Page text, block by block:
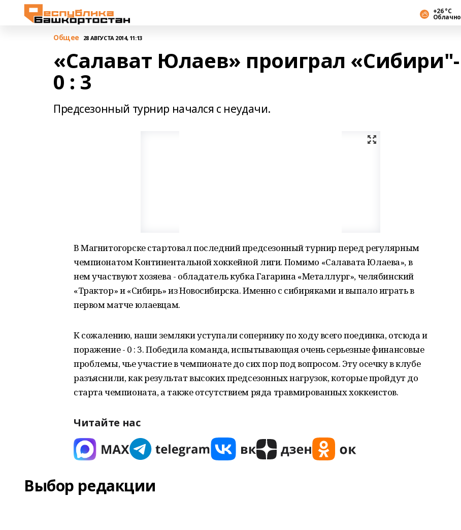
+26 °С
Облачно
Общее 28 АВГУСТА 2014, 11:13
«Салават Юлаев» проиграл «Сибири"-
0 : 3
Предсезонный турнир начался с неудачи.
В Магнитогорске стартовал последний предсезонный турнир перед регулярным
чемпионатом Континентальной хоккейной лиги. Помимо «Салавата Юлаева», в
нем участвуют хозяева - обладатель кубка Гагарина «Металлург», челябинский
«Трактор» и «Сибирь» из Новосибирска. Именно с сибиряками и выпало играть в
первом матче юлаевцам.
К сожалению, наши земляки уступали сопернику по ходу всего поединка, отсюда и
поражение - 0 : 3. Победила команда, испытывающая очень серьезные финансовые
проблемы, чье участие в чемпионате до сих пор под вопросом. Эту осечку в клубе
разъяснили, как результат высоких предсезонных нагрузок, которые пройдут до
старта чемпионата, а также отсутствием ряда травмированных хоккеистов.
Читайте нас
Выбор редакции